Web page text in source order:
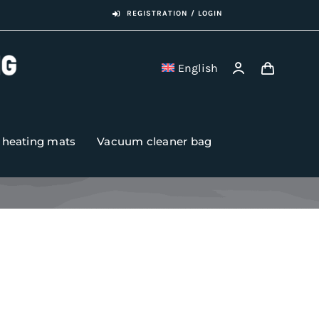
REGISTRATION / LOGIN
English
mats Vacuum cleaner bag